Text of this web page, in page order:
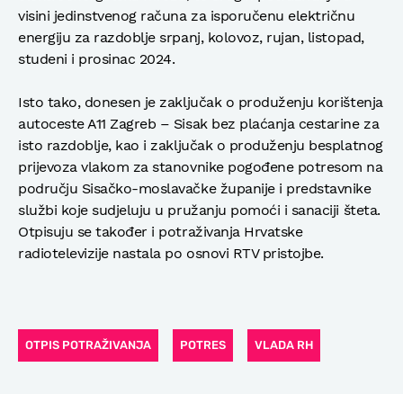
visini jedinstvenog računa za isporučenu električnu
energiju za razdoblje srpanj, kolovoz, rujan, listopad,
studeni i prosinac 2024.
Isto tako, donesen je zaključak o produženju korištenja
autoceste A11 Zagreb – Sisak bez plaćanja cestarine za
isto razdoblje, kao i zaključak o produženju besplatnog
prijevoza vlakom za stanovnike pogođene potresom na
području Sisačko-moslavačke županije i predstavnike
službi koje sudjeluju u pružanju pomoći i sanaciji šteta.
Otpisuju se također i potraživanja Hrvatske
radiotelevizije nastala po osnovi RTV pristojbe.
OTPIS POTRAŽIVANJA POTRES VLADA RH